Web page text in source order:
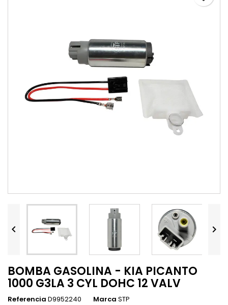
 
BOMBA GASOLINA - KIA PICANTO
1000 G3LA 3 CYL DOHC 12 VALV
Referencia D9952240 Marca STP